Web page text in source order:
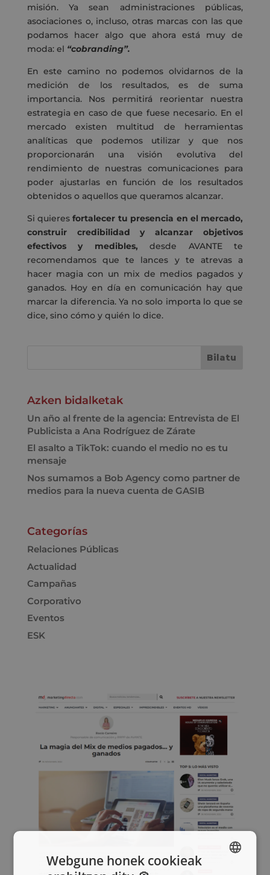
misión. Ya sean administraciones públicas,
asociaciones o, incluso, otras marcas con las que
podamos hacer algo que ahora está muy de
moda: el “cobranding”.
En este camino no podemos olvidarnos de la
medición de los resultados, es de suma
importancia. Nos permitirá reorientar nuestra
estrategia en caso de que fuese necesario. En el
mercado existen multitud de herramientas
analíticas que podemos utilizar y que nos
proporcionarán una visión evolutiva del
rendimiento de nuestras comunicaciones para
poder ajustarlas en función de los resultados
obtenidos o aquellos que queramos alcanzar.
Si quieres fortalecer tu presencia en el mercado,
construir credibilidad y alcanzar objetivos
efectivos y medibles,
desde AVANTE te
recomendamos que te lances y te atrevas a
hacer magia con un mix de medios pagados y
ganados. Hoy en día en comunicación hay que
marcar la diferencia. Ya no solo importa lo que se
dice, sino cómo y quién lo dice.
Azken bidalketak
Un año al frente de la agencia: Entrevista de El
Publicista a Ana Rodríguez de Zárate
El asalto a TikTok: cuando el medio no es tu
mensaje
Nos sumamos a Bob Agency como partner de
medios para la nueva cuenta de GASIB
Categorías
Relaciones Públicas
Actualidad
Campañas
Corporativo
Eventos
ESK
Webgune honek cookieak